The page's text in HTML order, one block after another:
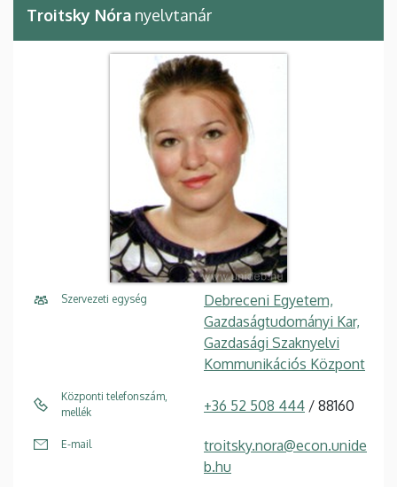
Troitsky Nóra nyelvtanár
Szervezeti egység
Debreceni Egyetem,
Gazdaságtudományi Kar,
Gazdasági Szaknyelvi
Kommunikációs Központ
Központi telefonszám,
mellék
+36 52 508 444 / 88160
E-mail
troitsky.nora@econ.unide
b.hu